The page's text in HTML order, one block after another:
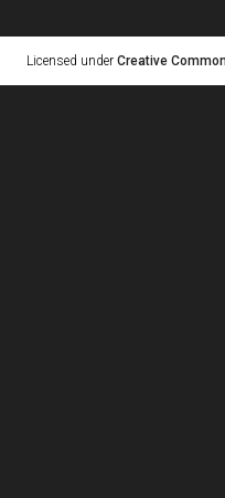
Licensed under Creative